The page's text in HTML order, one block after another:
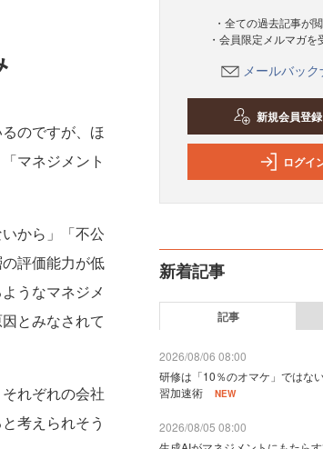
のですが、ほ
マネジメント
から」「不公
評価能力が低
うなマネジメ
とみなされて
れぞれの会社
考えられそう
・全ての過去記事が
・会員限定メルマガ
メールバッ
新規会員登録
ログイ
新着記事
記事
2026/08/06 08:00
研修は「10％のオマケ」では
習加速術
NEW
2026/08/05 08:00